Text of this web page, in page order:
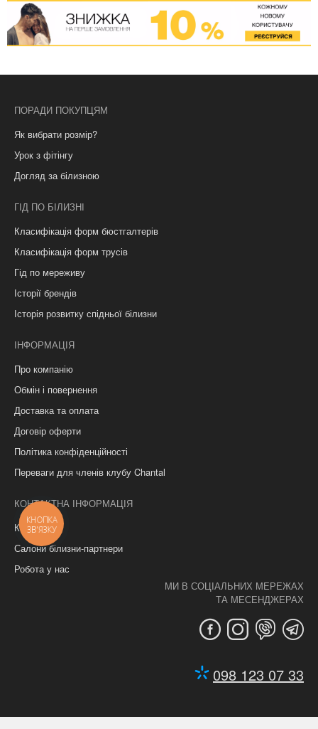
ПОРАДИ ПОКУПЦЯМ
Як вибрати розмір?
Урок з фітінгу
Догляд за білизною
ГІД ПО БІЛИЗНІ
Класифікація форм бюстгалтерів
Класифікація форм трусів
Гід по мереживу
Історії брендів
Історія розвитку спідньої білизни
ІНФОРМАЦІЯ
Про компанію
Обмін і повернення
Доставка та оплата
Договір оферти
Політика конфіденційності
Переваги для членів клубу Chantal
КОНТАКТНА ІНФОРМАЦІЯ
Контакти
Салони білизни-партнери
Робота у нас
МИ В СОЦІАЛЬНИХ МЕРЕЖАХ
ТА МЕСЕНДЖЕРАХ
098 123 07 33
КНОПКА
ЗВ'ЯЗКУ